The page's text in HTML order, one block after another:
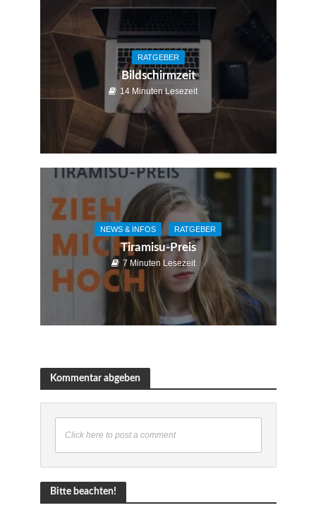
RATGEBER
Bildschirmzeit
14 Minuten Lesezeit
NEWS & INFOS RATGEBER
Tiramisu-Preis
7 Minuten Lesezeit
Kommentar abgeben
Click here to post a comment
Bitte beachten!